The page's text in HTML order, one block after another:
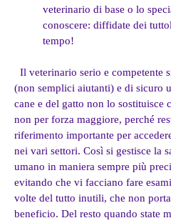
veterinario di base o lo
conoscere: diffidate dei
tempo!
Il veterinario serio e competente
(non semplici aiutanti) e di sicuro
cane e del gatto non lo sostituisce
non per forza maggiore, perché
riferimento importante per
nei vari settori. Così si gestisce la
umano in maniera sempre più
evitando che vi facciano fare
volte del tutto inutili, che non
beneficio. Del resto quando state